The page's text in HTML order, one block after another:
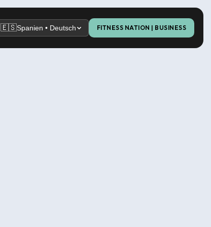
🇪🇸Spanien • Deutsch FITNESS NATION | BUSINESS